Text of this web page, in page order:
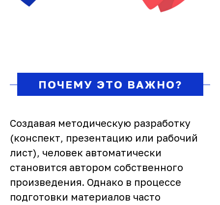
ПОЧЕМУ ЭТО ВАЖНО?
Создавая методическую разработку
(конспект, презентацию или рабочий
лист), человек автоматически
становится автором собственного
произведения. Однако в процессе
подготовки материалов часто